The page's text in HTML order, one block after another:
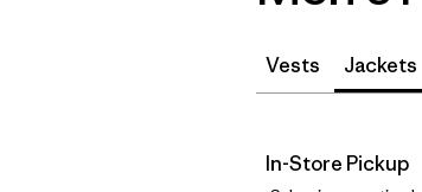
Vests Jackets
In-Store Pickup